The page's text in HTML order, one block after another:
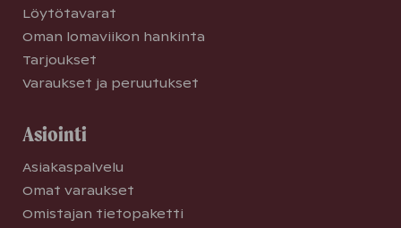
Löytötavarat
Oman lomaviikon hankinta
Tarjoukset
Varaukset ja peruutukset
Asiointi
Asiakaspalvelu
Omat varaukset
Omistajan tietopaketti